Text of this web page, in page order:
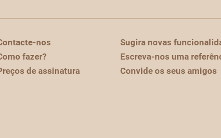
nos
fazer?
de assinatura
Sugira novas
Escreva-nos uma
Convide os seus amigos